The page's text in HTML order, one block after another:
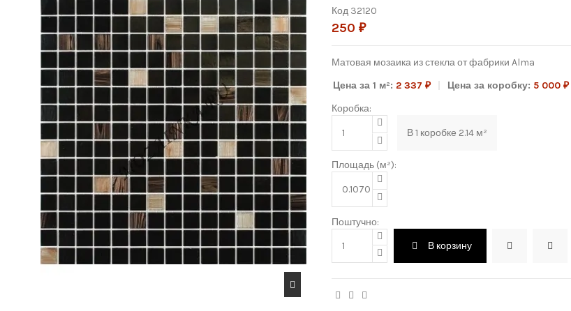
Код 32120
250 ₽
Матовая мозаика из стекла от фабрики Alma
Цена за 1 м²: 2 337 ₽ Цена за коробку: 5 000 ₽
Коробка:
В1 коробке 2.14 м²
Площадь (м²):
Поштучно:
В корзину